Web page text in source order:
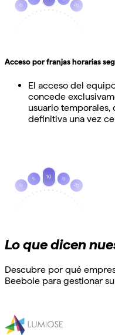
Acceso por franjas horarias
El acceso del
concede
usuario temporales,
definitiva una vez
Lo que dicen
Descubre por qué
Beebole para gestionar